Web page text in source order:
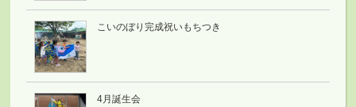
こいのぼり完成祝いもちつき
4月誕生会